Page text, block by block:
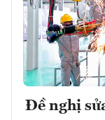
Đề nghị